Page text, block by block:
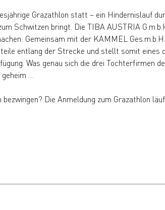
Grazathlon statt – ein Hindernislauf
Schwitzen bringt. Die TIBA AUSTRIA
Gemeinsam mit der KAMMEL
entlang der Strecke und stellt somit eines
Was genau sich die drei Tochterfirmen
…
Die Anmeldung zum Grazathlon